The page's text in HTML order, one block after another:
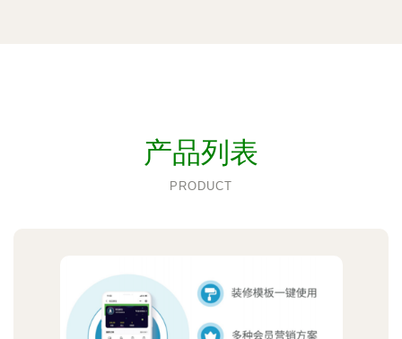
产品列表
PRODUCT